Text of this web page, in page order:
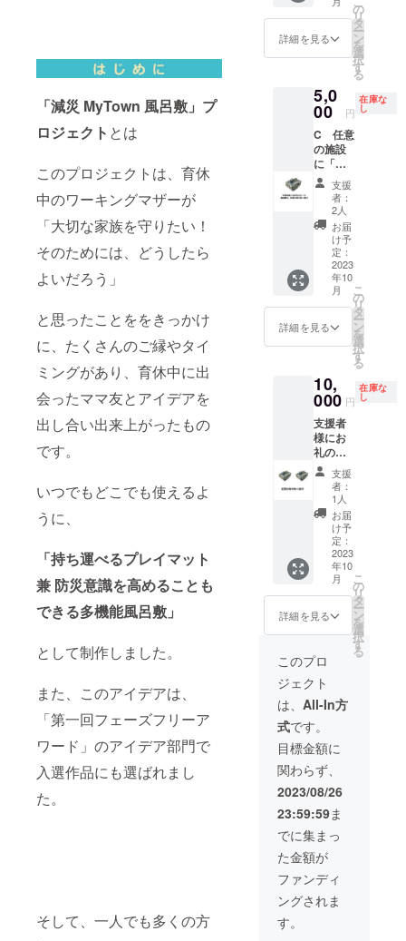
「減災 MyTown 風呂敷」プ
ロジェクト とは
このプロジェクトは、育休
中のワーキングマザーが
「大切な家族を守りたい！
そのためには、どうしたら
よいだろう」
と思ったことををきっかけ
に、たくさんのご縁やタイ
ミングがあり、育休中に出
会ったママ友とアイデアを
出し合い出来上がったもの
です。
いつでもどこでも使えるよ
うに、
「持ち運べるプレイマット
兼 防災意識を高めることも
できる多機能風呂敷」
として制作しました。
また、このアイデアは、
「第一回フェーズフリーア
ワード」のアイデア部門で
入選作品にも選ばれまし
た。
そして、一人でも多くの方
ト、友
レゼン
ト、子
いる〇
〇園へ
プレゼ
ント
等。希
望する
寄付先
が施設
の場合
は、団
体名と
住所。
任意団
体の場
合は、
記載し
てくだ
に名前
を希望
される
場合
は、
「寄付
者一覧
への名
前希
望 〇
〇〇
〇」と
記載く
ださ
い。
人名
（団体
名）、
任意団
体の場
前と活
動地域
を記載
してく
ださ
い。 寄
付先に
事前に
了承を
得てく
ださ
い。
寄付し
ます。
以下の
してく
ださ
い。 １
備考欄
に「お
名前」
または
「ニッ
クネー
ム」を
記載く
ださ
い。名
前の記
載を希
望しな
い場合
ご記入
くださ
い。寄
付先に
支援者
一覧と
して紹
介させ
ていた
だきま
す。記
載のな
い場合
も寄付
先に紹
せん。
２希望
先があ
りまし
たら備
考欄に
寄付先
名、住
所、電
話番号
の記載
をお願
いしま
す。参
考にさ
せてい
ただき
ます
が、寄
者様宛
に送付
しま
す。ご
自身で
る方、
支援者
様が大
切な方
に直接
お渡し
したい
方、支
援者様
が希望
する寄
付先に
直接お
渡しし
たい方
は、こ
ちらを
備考欄
に風呂
敷を利
用する
予定の
方につ
いて記
載をお
願いし
ます。
例：本
人（支
援者
様）。
また
は、子
にプレ
にプレ
ト、友
人にプ
レゼン
ト、子
供が
通って
いる〇
〇園へ
ント
等。希
望する
寄付先
が施設
の場合
は、団
詳細を見る
の
リ
タ
ー
ン
を
選
択
す
る
5,0
00 円
在庫な
し
C 任意
の施設
に「減
災
MyTow
n風呂
敷」を
１枚寄
付させ
ていた
だきま
す。特
に寄付
先をこ
だわら
ないと
は、こ
ちらを
選んで
くださ
い。寄
付先は
おまか
せくだ
さい。
寄付先
に支援
者一覧
として
紹介さ
せてい
ただき
ます。
名前」
または
「ニッ
クネー
ム」を
記載く
ださ
い。名
前の記
載を希
望しな
い場合
は「記
載な
し」と
ご記入
くださ
い。記
支援
者：
2人
お届
け予
定：
2023
年10
月
詳細を見る
こ
の
リ
タ
ー
ン
を
選
択
す
る
10,
000 円
在庫な
し
支援者
様にお
礼の
メール
を送
付。寄
付者様
へ「減
MyTow
n風呂
敷」の
送付は
ありま
せん。
こちら
で選ん
だ施設
に寄付
しま
す。 備
考欄 １
「お名
前」ま
たは
「ニッ
クネー
ム」を
記載く
ださ
い。寄
付先に
支援者
一覧と
支援
者：
1人
お届
け予
定：
2023
年10
月
詳細を見る
こ
の
リ
タ
ー
ン
を
選
択
す
る
このプロ
ジェクト
は、 All-In方
式です。
目標金額に
関わらず、
2023/08/26
23:59:59ま
でに集まっ
た金額が
ファンディ
ングされま
す。